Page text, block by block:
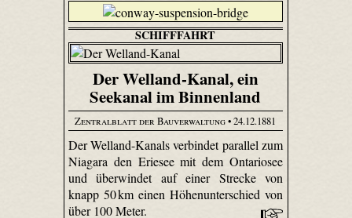
SCHIFFFAHRT
Der Welland-Kanal, ein
Seekanal im Binnenland
Zentralblatt der Bauverwaltung• 24.12.1881
Der Welland-Kanals verbindet parallel zum
Niagara den Eriesee mit dem Ontariosee
und überwindet auf einer Strecke von
knapp 50 km einen Höhenunterschied von
über 100 Meter.